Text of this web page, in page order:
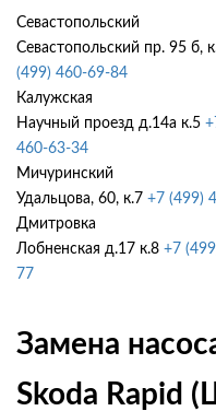
Севастопольский
Севастопольский пр. 95 б,
(499) 460-69-84
Калужская
Научный проезд д.14а к.5
460-63-34
Мичуринский
Удальцова, 60, к.7 +7 (499)
Дмитровка
Лобненская д.17 к.8 +7
77
Замена
Skoda Rapid